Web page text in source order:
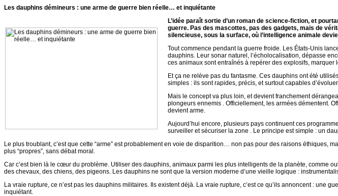
Les dauphins démineurs : une arme de guerre bien réelle… et inquiétante
L’idée paraît sortie d’un roman de science-fiction, et
guerre. Pas des mascottes, pas des gadgets, mais de
silencieuse, sous la surface, où l’intelligence animale
Tout commence pendant la guerre froide. Les États-Unis
dauphins. Leur sonar naturel, l’écholocalisation, dépasse
ces animaux sont entraînés à repérer des explosifs,
Et ça ne relève pas du fantasme. Ces dauphins ont été
simples : ils sont rapides, précis, et surtout capables
Mais le concept va plus loin, et devient franchement
plongeurs ennemis . Officiellement, les armées démentent.
devient arme.
Aujourd’hui encore, plusieurs pays continuent ces
surveiller et sécuriser la zone . Le principe est simple : un
Le plus troublant, c’est que cette “arme” est probablement en voie de disparition… non pas pour des raisons
plus “propres”, sans débat moral.
Car c’est bien là le cœur du problème. Utiliser des dauphins, animaux parmi les plus intelligents de la planète, comme
des chevaux, des chiens, des pigeons. Les dauphins ne sont que la version moderne d’une vieille logique :
La vraie rupture, ce n’est pas les dauphins militaires. Ils existent déjà. La vraie rupture, c’est ce qu’ils annoncent : une
inquiétant.